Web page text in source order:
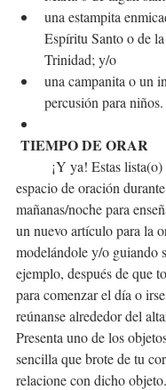
una estampita
Espíritu Santo o de
Trinidad; y/o
una campanita o un
percusión para niños.
TIEMPO DE ORAR
¡Y ya! Estas lista(o)
espacio de oración
mañanas/noche para
un nuevo artículo para la
modelándole y/o guiando
ejemplo, después de que
para comenzar el día o
reúnanse alrededor del
Presenta uno de los
sencilla que brote de tu
relacione con dicho